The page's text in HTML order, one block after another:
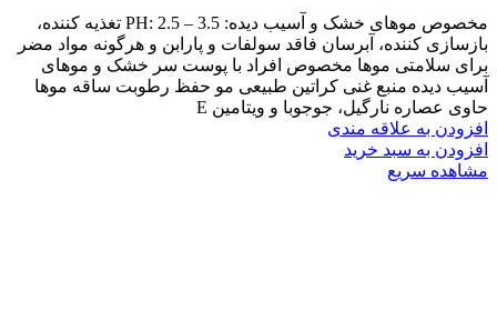
مخصوص موهای خشک و آسیب دیده: PH: 2.5 – 3.5 تغذیه کننده،
بازسازی کننده، آبرسان فاقد سولفات و پارابن و هرگونه مواد مضر
برای سلامتی موها مخصوص افراد با پوست سر خشک و موهای
آسیب دیده منبع غنی کراتین طبیعی مو حفظ رطوبت ساقه موها
حاوی عصاره نارگیل، جوجوبا و ویتامین E
افزودن به علاقه مندی
افزودن به سبد خرید
مشاهده سریع